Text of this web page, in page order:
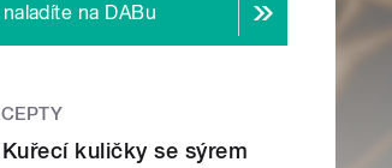
na DABu
Kuřecí kuličky se sýrem